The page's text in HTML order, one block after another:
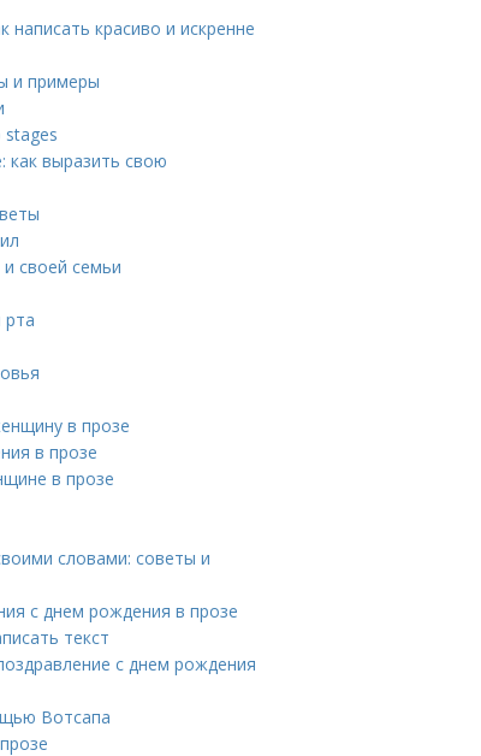
красиво и искренне
и примеры
stages
как выразить свою
своей семьи
рта
в прозе
в прозе
в прозе
словами: советы и
с днем рождения в прозе
текст
с днем рождения
Вотсапа